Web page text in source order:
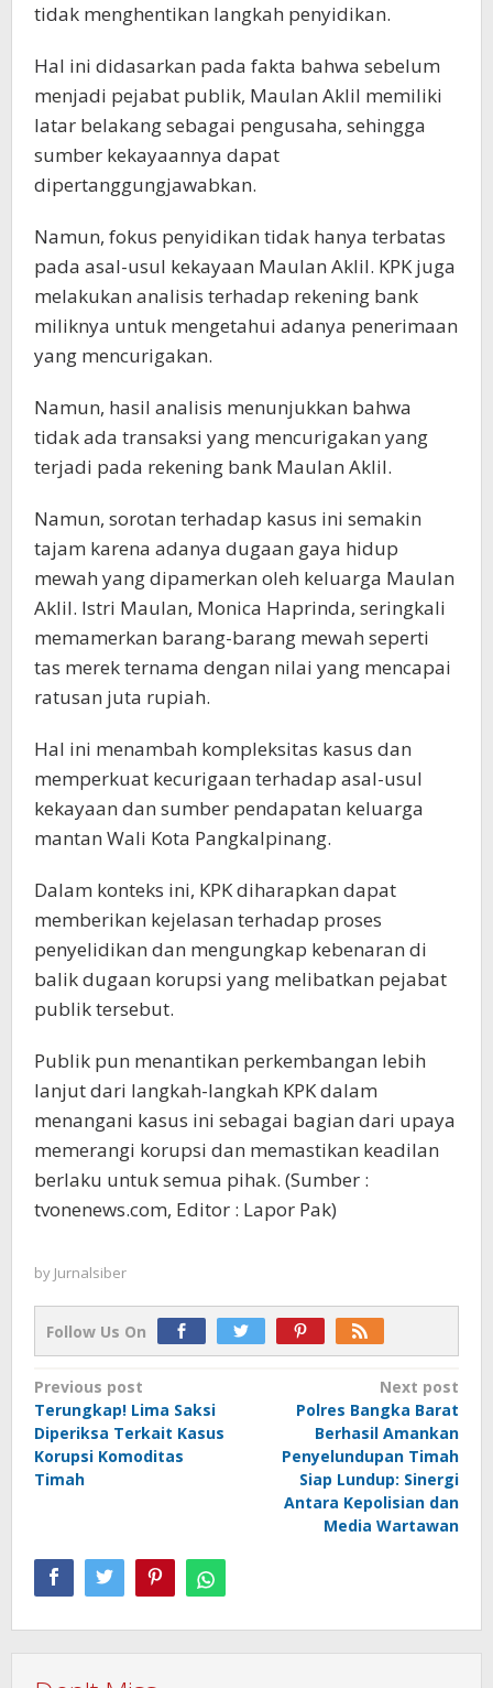
tidak menghentikan langkah penyidikan.
Hal ini didasarkan pada fakta bahwa sebelum
menjadi pejabat publik, Maulan Aklil memiliki
latar belakang sebagai pengusaha, sehingga
sumber kekayaannya dapat
dipertanggungjawabkan.
Namun, fokus penyidikan tidak hanya terbatas
pada asal-usul kekayaan Maulan Aklil. KPK juga
melakukan analisis terhadap rekening bank
miliknya untuk mengetahui adanya penerimaan
yang mencurigakan.
Namun, hasil analisis menunjukkan bahwa
tidak ada transaksi yang mencurigakan yang
terjadi pada rekening bank Maulan Aklil.
Namun, sorotan terhadap kasus ini semakin
tajam karena adanya dugaan gaya hidup
mewah yang dipamerkan oleh keluarga Maulan
Aklil. Istri Maulan, Monica Haprinda, seringkali
memamerkan barang-barang mewah seperti
tas merek ternama dengan nilai yang mencapai
ratusan juta rupiah.
Hal ini menambah kompleksitas kasus dan
memperkuat kecurigaan terhadap asal-usul
kekayaan dan sumber pendapatan keluarga
mantan Wali Kota Pangkalpinang.
Dalam konteks ini, KPK diharapkan dapat
memberikan kejelasan terhadap proses
penyelidikan dan mengungkap kebenaran di
balik dugaan korupsi yang melibatkan pejabat
publik tersebut.
Publik pun menantikan perkembangan lebih
lanjut dari langkah-langkah KPK dalam
menangani kasus ini sebagai bagian dari upaya
memerangi korupsi dan memastikan keadilan
berlaku untuk semua pihak. (Sumber :
tvonenews.com, Editor : Lapor Pak)
by Jurnalsiber
Follow Us On
Post
navigation
Previous post
Terungkap! Lima Saksi
Diperiksa Terkait Kasus
Korupsi Komoditas
Timah
Next post
Polres Bangka Barat
Berhasil Amankan
Penyelundupan Timah
Siap Lundup: Sinergi
Antara Kepolisian dan
Media Wartawan